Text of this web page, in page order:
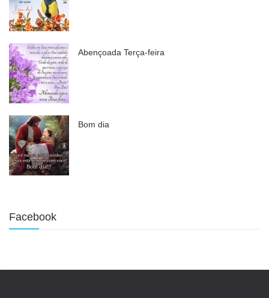
Abençoada Terça-feira
Bom dia
Facebook